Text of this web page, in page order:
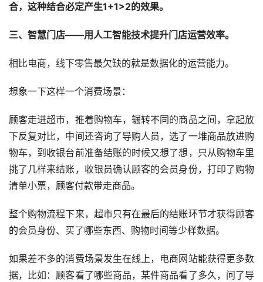
合，这种结合必定产生1+1>2的效果。
三、智慧门店——用人工智能技术提升门店运营效率。
相比电商，线下零售最欠缺的就是数据化的运营能力。
想象一下这样一个消费场景：
顾客走进超市，推着购物车，辗转不同的商品之间，拿起放
下反复对比，中间还咨询了导购人员，选了一堆商品放进购
物车，到收银台前准备结账的时候又想了想，只从购物车里
挑了几样来结账，收银员确认顾客的会员身份，打印了购物
清单小票，顾客付款带走商品。
整个购物流程下来，超市只有在最后的结账环节才获得顾客
的会员身份、买了哪些东西、购物时间等少样数据。
如果差不多的消费场景发生在线上，电商网站能获得更多数
据，比如：顾客看了哪些商品，某件商品看了多久，问了导